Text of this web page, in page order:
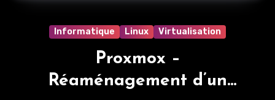
Informatique Linux Virtualisation
Proxmox –
Réaménagement d’un